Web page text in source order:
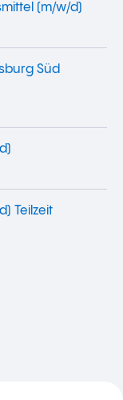
(m/w/d)
Süd
Teilzeit